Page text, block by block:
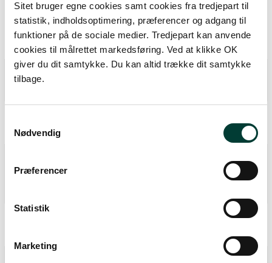
Sitet bruger egne cookies samt cookies fra tredjepart til
statistik, indholdsoptimering, præferencer og adgang til
funktioner på de sociale medier. Tredjepart kan anvende
cookies til målrettet markedsføring. Ved at klikke OK
giver du dit samtykke. Du kan altid trække dit samtykke
tilbage.
Nødvendig
Præferencer
Statistik
Marketing
Er der støj på rutens forløb, fx fra trafik,
motorveje, erhverv eller lign.?
Nej
Hvilke andre brugere benytter ofte ruten?
Gående
Nej
med autisme?
Kobling til offentlig transport
Nej